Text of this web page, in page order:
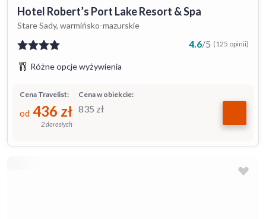
Hotel Robert’s Port Lake Resort & Spa
Stare Sady, warmińsko-mazurskie
4.6/5 (125 opinii)
Różne opcje wyżywienia
Cena w obiekcie:
835 zł
Cena Travelist:
od 436 zł
2 dorosłych